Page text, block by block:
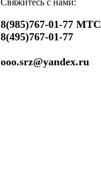
Свяжитесь с нами:
8(985)767-01-77 МТС
8(495)767-01-77
ooo.srz@yandex.ru